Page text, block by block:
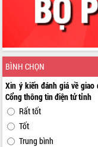
BÌNH CHỌN
Xin ý kiến đánh giá về
Cổng thông tin điện tử tỉnh
Rất tốt
Tốt
Trung bình